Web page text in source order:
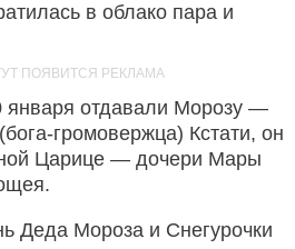
в облако пара и
января отдавали Морозу —
громовержца) Кстати, он
Царице — дочери Мары
Деда Мороза и Снегурочки